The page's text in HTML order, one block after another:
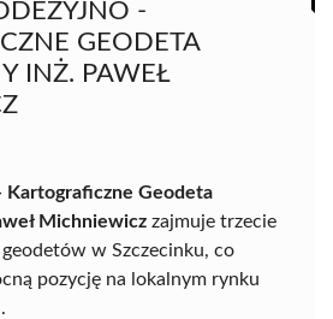
-
GEODETA
INŻ. PAWEŁ
Kartograficzne Geodeta
Michniewicz zajmuje trzecie
w Szczecinku, co
pozycję na lokalnym rynku